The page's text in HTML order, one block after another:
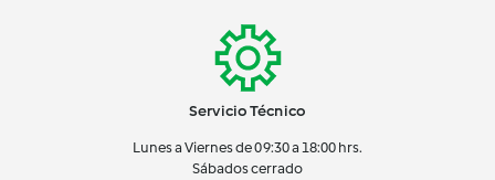
Servicio Técnico
Lunes a Viernes de 09:30 a 18:00 hrs.
Sábados cerrado